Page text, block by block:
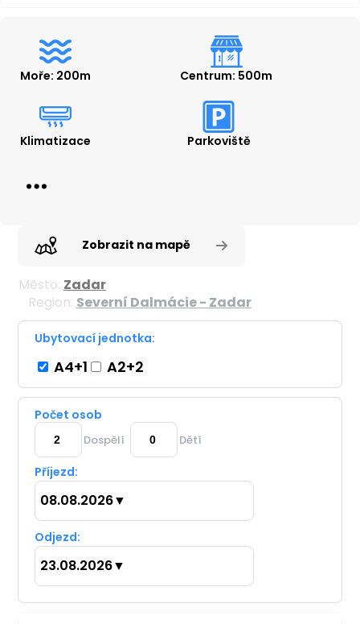
Moře: 200m Centrum: 500m
Klimatizace Parkoviště
Zobrazit na mapě
Město: Zadar
Region: Severní Dalmácie - Zadar
Ubytovací jednotka:
A4+1 A2+2
Počet osob
Dospělí Dětí
Příjezd:
08.08.2026▼
Odjezd:
23.08.2026▼